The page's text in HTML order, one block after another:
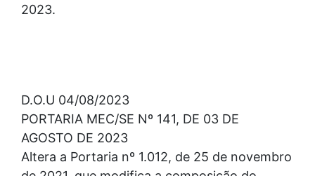
2023.
D.O.U 04/08/2023
PORTARIA MEC/SE Nº 141, DE 03 DE
AGOSTO DE 2023
Altera a Portaria nº 1.012, de 25 de novembro